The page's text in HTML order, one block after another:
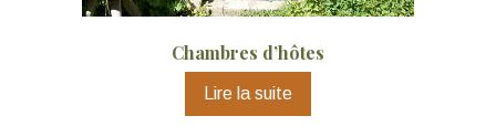
Chambres d’hôtes
Lire la suite